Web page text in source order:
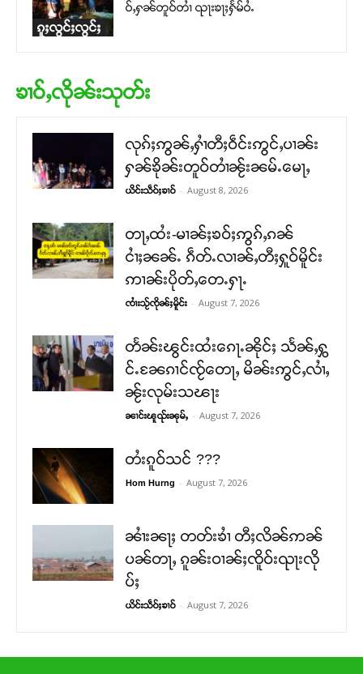
ၵူႈလွင်ႈလွင်ႈ
ဝ်ႇႁၼ်တူဝ်တၢႆ ၺႃးၶႃႈႁႅမ်ဝႆႉ
ၶၢဝ်ႇလိုၼ်းသုတ်း
လုၵ်ႈဢွၼ်ႇႁၢႆတီႈဝဵင်းဢွင်ႇပၢၼ်း
ႁၼ်ၶိုၼ်းတူဝ်တၢႆၼႂ်းၼမ်ႉမေႃႇ
ယိင်းသဵဝ်ႈၶၢဝ် - August 8, 2026
တႃႇထႆး-မၢၼ်ႈၶဝ်ႈဢွၵ်ႇၵၼ်
ငၢႆႈၼၼ်ႉ ၵဵတ်ႉလၢၼ်ႇတီႈႁူဝ်မိူင်း
ဢၢၼ်းပိုတ်ႇတေႉႁႃႉ
ၸၢႆးသႂ်ၸိုၼ်ႈမိူင်း - August 7, 2026
တႅၼ်းၽွင်းထႆးၵေႃႉၼိုင်ႈ သႅၼ်ႇႁွ
င်ႉၼႄၵၢင်ၸႂ်တေႃႇ မိၼ်းဢွင်ႇလၢႆႇ
ၼႂ်းလုမ်းသၽႃး
ၼၢင်းၽူၺ်းၼုမ်ႇ - August 7, 2026
တႆးၵူဝ်သင် ???
Hom Hurng - August 7, 2026
ၼၢႆးၼႃႈ တတ်းၶၢႆ တီႈလိၼ်ဢၼ်
ပၼ်တႃႇ ၵူၼ်းဝၢၼ်ႈၸိူဝ်းၺႃးလို
ပ်ႈ
ယိင်းသဵဝ်ႈၶၢဝ် - August 7, 2026